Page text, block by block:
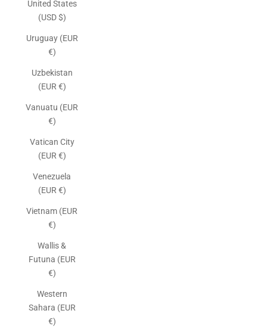
United States
(USD $)
Uruguay (EUR
€)
Uzbekistan
(EUR €)
Vanuatu (EUR
€)
Vatican City
(EUR €)
Venezuela
(EUR €)
Vietnam (EUR
€)
Wallis &
Futuna (EUR
€)
Western
Sahara (EUR
€)